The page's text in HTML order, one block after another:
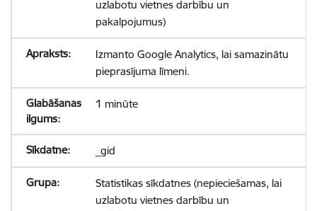
uzlabotu vietnes darbību un
pakalpojumus)
Izmanto Google Analytics, lai samazinātu
pieprasījuma līmeni.
1 minūte
_gid
Statistikas sīkdatnes (nepieciešamas, lai
uzlabotu vietnes darbību un